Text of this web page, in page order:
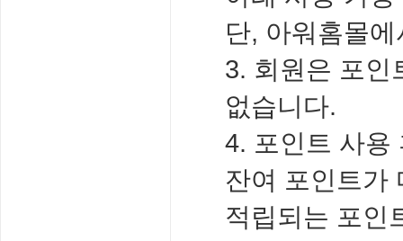
단, 아워홈몰
3. 회원은 포인
없습니다.
4. 포인트 사용
잔여 포인트가
적립되는 포인